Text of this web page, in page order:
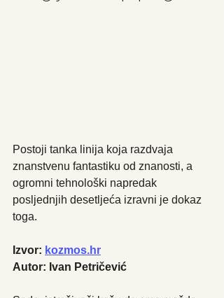
Postoji tanka linija koja razdvaja
znanstvenu fantastiku od znanosti, a
ogromni tehnološki napredak
posljednjih desetljeća izravni je dokaz
toga.
Izvor: kozmos.hr
Autor: Ivan Petričević